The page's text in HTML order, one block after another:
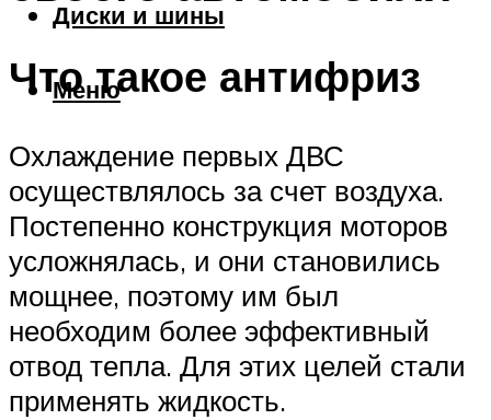
Диски и шины
Меню
Что такое антифриз
Охлаждение первых ДВС
осуществлялось за счет воздуха.
Постепенно конструкция моторов
усложнялась, и они становились
мощнее, поэтому им был
необходим более эффективный
отвод тепла. Для этих целей стали
применять жидкость.